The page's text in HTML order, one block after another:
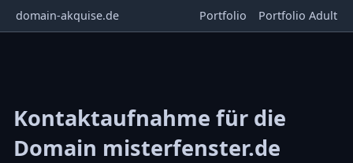
domain-akquise.de Portfolio Portfolio Adult
Kontaktaufnahme für die
Domain misterfenster.de